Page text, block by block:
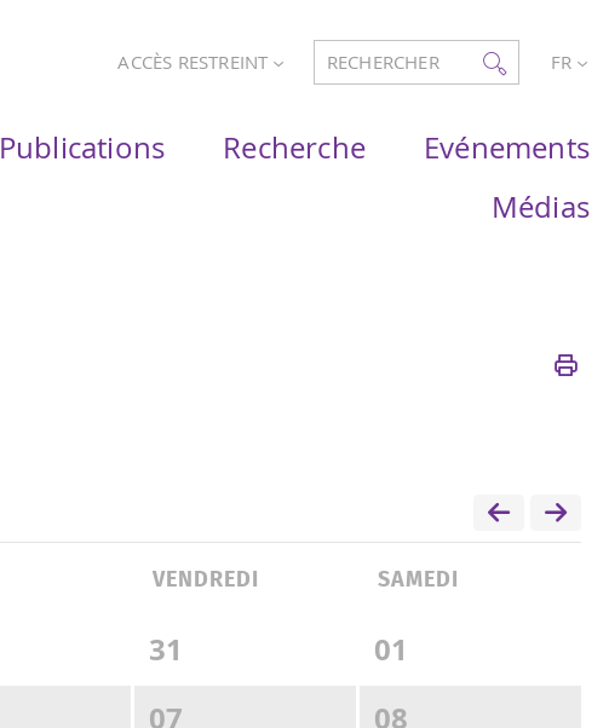
ACCÈS RESTREINT RECHERCHER FR
Publications Recherche
Evénements
Médias
VENDREDI SAMEDI
31
01
07
08